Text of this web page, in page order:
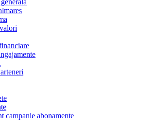
campanie abonamente